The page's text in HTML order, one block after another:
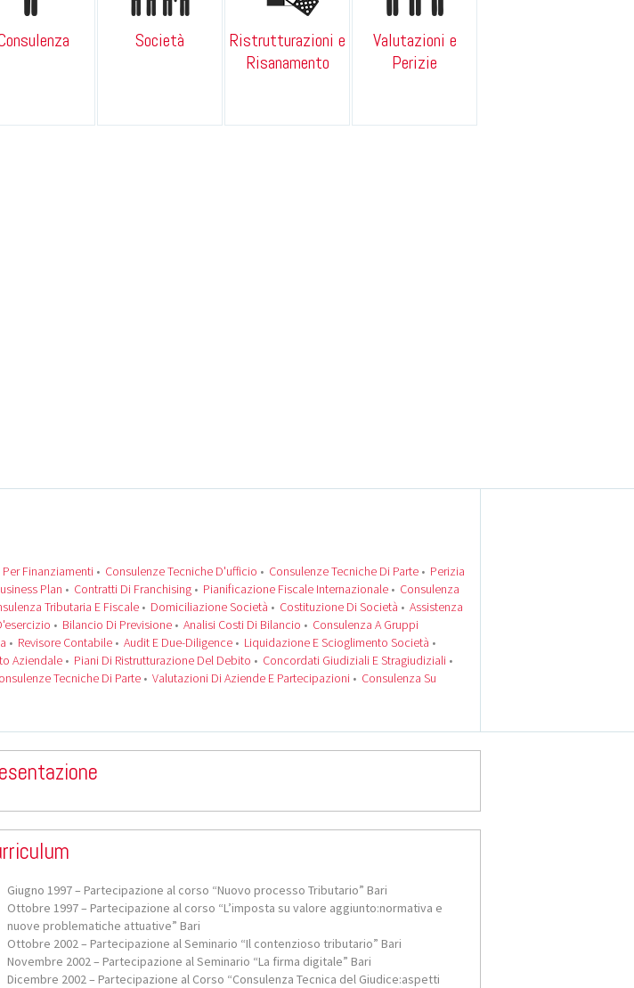
Società
Ristrutturazioni e
Risanamento
Valutazioni e
Perizie
Finanziamenti • Consulenze Tecniche D'ufficio • Consulenze Tecniche Di Parte • Perizia
Plan • Contratti Di Franchising • Pianificazione Fiscale Internazionale • Consulenza
Tributaria E Fiscale • Domiciliazione Società • Costituzione Di Società • Assistenza
• Bilancio Di Previsione • Analisi Costi Di Bilancio • Consulenza A Gruppi
• Revisore Contabile • Audit E Due-Diligence • Liquidazione E Scioglimento Società •
Aziendale • Piani Di Ristrutturazione Del Debito • Concordati Giudiziali E Stragiudiziali •
Tecniche Di Parte • Valutazioni Di Aziende E Partecipazioni • Consulenza Su
Giugno 1997 – Partecipazione al corso “Nuovo processo Tributario” Bari
Ottobre 1997 – Partecipazione al corso “L’imposta su valore aggiunto:normativa e
nuove problematiche attuative” Bari
Ottobre 2002 – Partecipazione al Seminario “Il contenzioso tributario” Bari
Novembre 2002 – Partecipazione al Seminario “La firma digitale” Bari
Dicembre 2002 – Partecipazione al Corso “Consulenza Tecnica del Giudice:aspetti